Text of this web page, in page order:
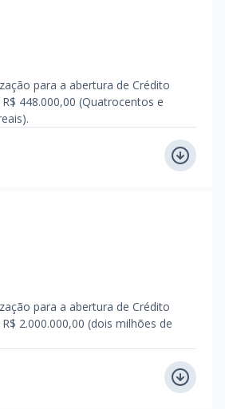
para a abertura de Crédito
448.000,00 (Quatrocentos e
para a abertura de Crédito
2.000.000,00 (dois milhões de